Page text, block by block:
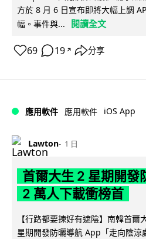
方於 8 月 6 日宣布即將大幅上調
幅。事件與...
閱讀全文
69 19 ↗ 分享
應用軟件 應用軟件 iOS App
Lawton 1 日
首爾大生 2 星期開發
2 萬人下載衝榜首
【行路都要揀好有遮陰】南韓首
星期開發防曬導航 App「走向陰涼